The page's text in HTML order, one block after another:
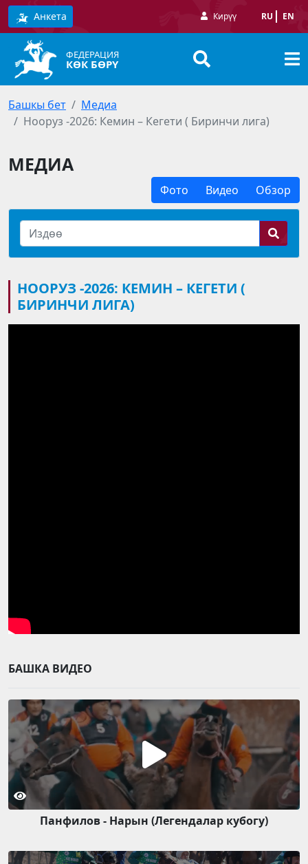
Анкета Кирүү RU EN
ФЕДЕРАЦИЯ
КӨК БӨРҮ
Башкы бет
Медиа
Нооруз -2026: Кемин – Кегети ( Биринчи лига)
МЕДИА
Фото Видео Обзор
НООРУЗ -2026: КЕМИН – КЕГЕТИ (
БИРИНЧИ ЛИГА)
БАШКА ВИДЕО
Панфилов - Нарын (Легендалар кубогу)